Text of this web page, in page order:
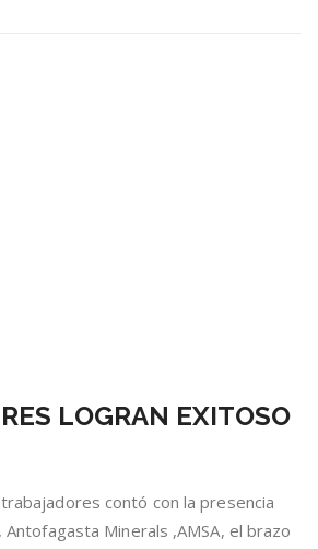
LOGRAN EXITOSO
contó con la presencia
Minerals ,AMSA, el brazo